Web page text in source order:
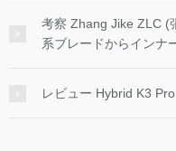
考察 Zhang Jike ZLC (
系ブレードからインナ
レビュー Hybrid K3